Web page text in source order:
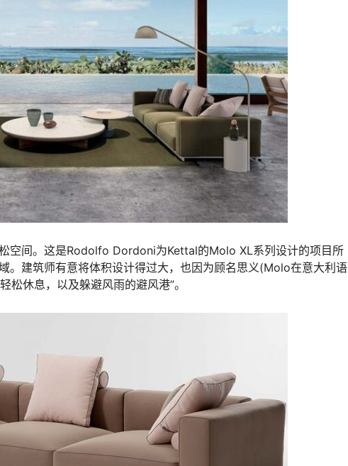
空间。这是Rodolfo Dordoni为Kettal的Molo XL系列设计的项目所
。建筑师有意将体积设计得过大，也因为顾名思义(Molo在意大利语
休息，以及躲避风雨的避风港”。